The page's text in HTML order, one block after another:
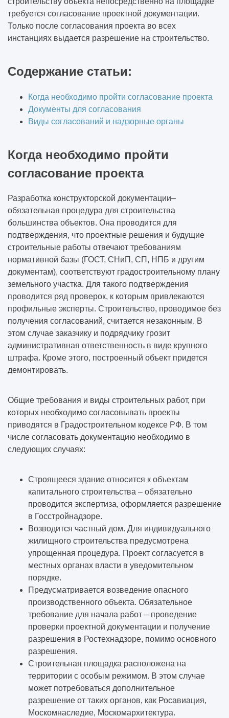
требуется согласование проектной документации.
Только после согласования проекта во всех
инстанциях выдается разрешение на строительство.
Содержание статьи:
Когда необходимо пройти согласование проекта
Документы для согласования
Виды согласований и надзорные органы
Когда необходимо пройти
согласование проекта
Разработка конструкторской документации–
обязательная процедура для строительства
большинства объектов. Она проводится для
подтверждения, что проектные решения и будущие
строительные работы отвечают требованиям
нормативной базы (ГОСТ, СНиП, СП, НПБ и другим
документам), соответствуют градостроительному плану
земельного участка. Для такого подтверждения
проводится ряд проверок, к которым привлекаются
профильные эксперты. Строительство, проводимое без
получения согласований, считается незаконным. В
этом случае заказчику и подрядчику грозит
административная ответственность в виде крупного
штрафа. Кроме этого, построенный объект придется
демонтировать.
Общие требования и виды строительных работ, при
которых необходимо согласовывать проекты
приводятся в Градостроительном кодексе РФ. В том
числе согласовать документацию необходимо в
следующих случаях:
Строящееся здание относится к объектам
капитального строительства – обязательно
проводится экспертиза, оформляется разрешение
в Госстройнадзоре.
Возводится частный дом. Для индивидуального
жилищного строительства предусмотрена
упрощенная процедура. Проект согласуется в
местных органах власти в уведомительном
порядке.
Предусматривается возведение опасного
производственного объекта. Обязательное
требование для начала работ – проведение
проверки проектной документации и получение
разрешения в Ростехнадзоре, помимо основного
разрешения.
Строительная площадка расположена на
территории с особым режимом. В этом случае
может потребоваться дополнительное
разрешение от таких органов, как Росавиация,
Москомнаследие, Москомархитектура.